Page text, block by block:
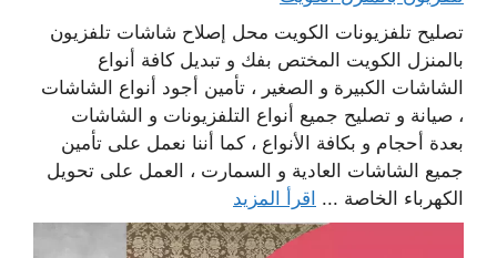
تصليح تلفزيونات الكويت محل إصلاح شاشات تلفزيون
بالمنزل الكويت المختص بفك و تبديل كافة أنواع
الشاشات الكبيرة و الصغير ، تأمين أجود أنواع الشاشات
، صيانة و تصليح جميع أنواع التلفزيونات و الشاشات
بعدة أحجام و بكافة الأنواع ، كما أننا نعمل على تأمين
جميع الشاشات العادية و السمارت ، العمل على تحويل
الكهرباء الخاصة ... اقرأ المزيد